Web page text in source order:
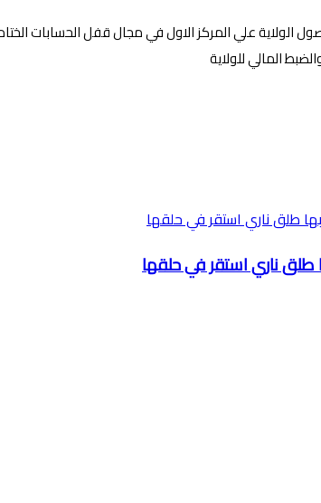
علي المركز الاول في مجال قفل الحسابات
المالي للولاية
ناري استقر في حلقها